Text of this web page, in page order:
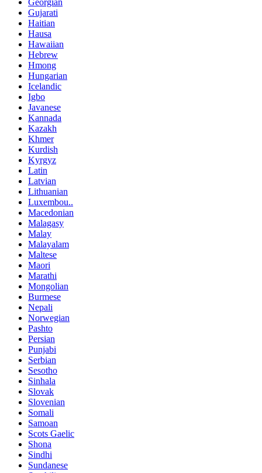
Gujarati
Haitian
Hausa
Hawaiian
Hebrew
Hmong
Hungarian
Icelandic
Igbo
Javanese
Kannada
Kazakh
Khmer
Kurdish
Kyrgyz
Latin
Latvian
Lithuanian
Luxembou..
Macedonian
Malagasy
Malay
Malayalam
Maltese
Maori
Marathi
Mongolian
Burmese
Nepali
Norwegian
Pashto
Persian
Punjabi
Serbian
Sesotho
Sinhala
Slovak
Slovenian
Somali
Samoan
Scots Gaelic
Shona
Sindhi
Sundanese